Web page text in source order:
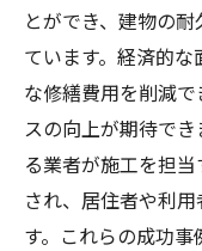
とができ、建物の
ています。経済的
な修繕費用を削減
スの向上が期待で
る業者が施工を担
され、居住者や利
す。これらの成功